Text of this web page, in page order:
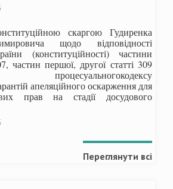
скаргою Гудиренка
щодо відповідності
(конституційності) частини
частин першої, другої статті 309
процесуальногокодексу
апеляційного оскарження для
прав на стадії досудового
Переглянути всі